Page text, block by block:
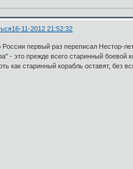
16-11-2012 21:52:32
России первый раз переписал Нестор-
- это прежде всего старинный боевой
как старинный корабль оставят, без